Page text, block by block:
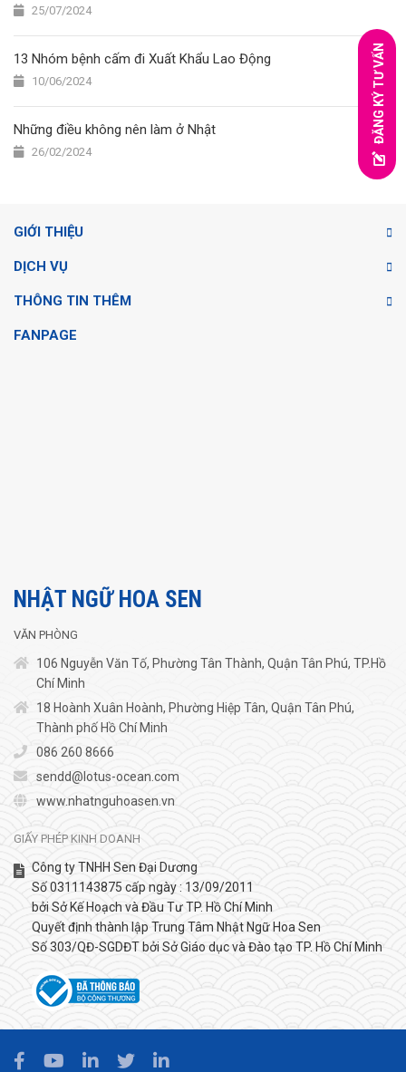
25/07/2024
13 Nhóm bệnh cấm đi Xuất Khẩu Lao Động
10/06/2024
Những điều không nên làm ở Nhật
26/02/2024
GIỚI THIỆU
DỊCH VỤ
THÔNG TIN THÊM
FANPAGE
NHẬT NGỮ HOA SEN
VĂN PHÒNG
106 Nguyễn Văn Tố, Phường Tân Thành, Quận Tân Phú, TP.Hồ
Chí Minh
18 Hoành Xuân Hoành, Phường Hiệp Tân, Quận Tân Phú,
Thành phố Hồ Chí Minh
086 260 8666
sendd@lotus-ocean.com
www.nhatnguhoasen.vn
GIẤY PHÉP KINH DOANH
Công ty TNHH Sen Đại Dương
Số 0311143875 cấp ngày : 13/09/2011
bởi Sở Kế Hoạch và Đầu Tư TP. Hồ Chí Minh
Quyết định thành lập Trung Tâm Nhật Ngữ Hoa Sen
Số 303/QĐ-SGDĐT bởi Sở Giáo dục và Đào tạo TP. Hồ Chí Minh
ĐĂNG KÝ TƯ VẤN